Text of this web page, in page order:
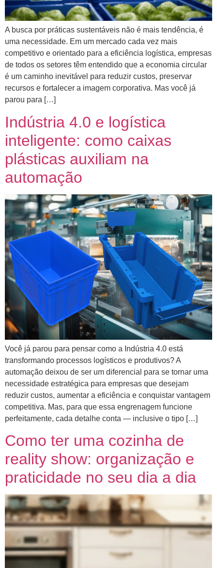
A busca por práticas sustentáveis não é mais tendência, é
uma necessidade. Em um mercado cada vez mais
competitivo e orientado para a eficiência logística, empresas
de todos os setores têm entendido que a economia circular
é um caminho inevitável para reduzir custos, preservar
recursos e fortalecer a imagem corporativa. Mas você já
parou para […]
Indústria 4.0 e logística
inteligente: como caixas
plásticas auxiliam na
automação
Você já parou para pensar como a Indústria 4.0 está
transformando processos logísticos e produtivos? A
automação deixou de ser um diferencial para se tornar uma
necessidade estratégica para empresas que desejam
reduzir custos, aumentar a eficiência e conquistar vantagem
competitiva. Mas, para que essa engrenagem funcione
perfeitamente, cada detalhe conta — inclusive o tipo […]
Como ter uma cozinha de
reality show: organização e
praticidade no seu dia a dia